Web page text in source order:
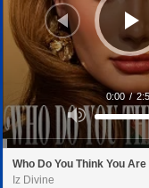
Utilisez
les
flèches
haut/bas
augmenter
0:00 /
Who Do You Think You Are
Iz Divine